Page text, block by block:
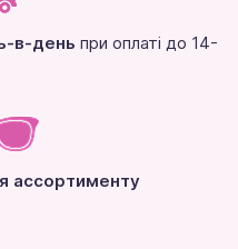
в-день при оплаті до 14-
ассортименту